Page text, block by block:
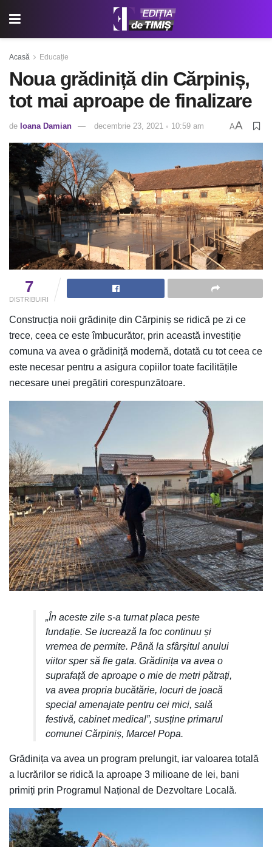
Acasă Educație
Noua grădiniță din Cărpiniș,
tot mai aproape de finalizare
de Ioana Damian decembrie 23, 2021 ◦ 10:59 am AA
7
DISTRIBUIRI
Construcția noii grădinițe din Cărpiniș se ridică pe zi ce
trece, ceea ce este îmbucurător, prin această investiție
comuna va avea o grădiniță modernă, dotată cu tot ceea ce
este necesar pentru a asigura copiilor toate facilitățile
necesare unei pregătiri corespunzătoare.
„În aceste zile s-a turnat placa peste
fundație. Se lucrează la foc continuu și
vremea de permite. Până la sfârșitul anului
viitor sper să fie gata. Grădinița va avea o
suprafață de aproape o mie de metri pătrați,
va avea propria bucătărie, locuri de joacă
special amenajate pentru cei mici, sală
festivă, cabinet medical”, susține primarul
comunei Cărpiniș, Marcel Popa.
Grădinița va avea un program prelungit, iar valoarea totală
a lucrărilor se ridică la aproape 3 milioane de lei, bani
primiți prin Programul Național de Dezvoltare Locală.